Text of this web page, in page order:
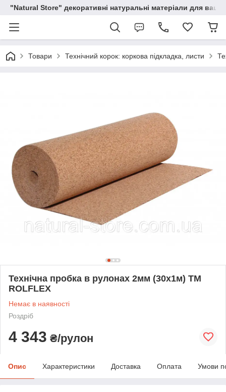
"Natural Store" декоративні натуральні матеріали для
Товари Технічний корок: коркова підкладка, листи
Технічна пробка в рулонах 2мм (30х1м) TM
ROLFLEX
Немає в наявності
Роздріб
4 343 ₴/рулон
Опис Характеристики Доставка Оплата Умови